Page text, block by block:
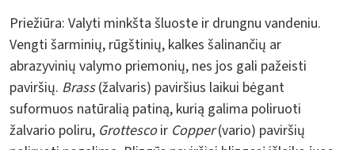
Priežiūra: Valyti minkšta šluoste ir drungnu vandeniu.
Vengti šarminių, rūgštinių, kalkes šalinančių ar
abrazyvinių valymo priemonių, nes jos gali pažeisti
paviršių. Brass(žalvaris) paviršius laikui bėgant
suformuos natūralią patiną, kurią galima poliruoti
žalvario poliru, Grottescoir Copper(vario) paviršių